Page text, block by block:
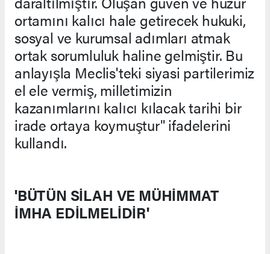
ortamını kalıcı hale getirecek hukuki,
sosyal ve kurumsal adımları atmak
ortak sorumluluk haline gelmiştir. Bu
anlayışla Meclis'teki siyasi partilerimiz
el ele vermiş, milletimizin
kazanımlarını kalıcı kılacak tarihi bir
irade ortaya koymuştur" ifadelerini
kullandı.
'BÜTÜN SİLAH VE MÜHİMMAT
İMHA EDİLMELİDİR'